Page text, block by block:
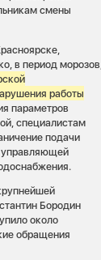
смены
в период морозов,
работы
параметров
специалистам
подачи
управляющей
Бородин
около
обращения